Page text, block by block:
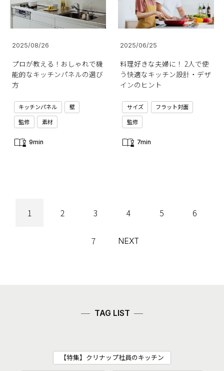
2025/08/26
プロが教える！おしゃれで機
能的なキッチンパネルの選び
方
キッチンパネル
壁
監修
素材
9min
2025/06/25
料理好きな夫婦に！ 2人で使
う快適なキッチン設計・デザ
インのヒント
サイズ
フラット対面
監修
7min
1 2 3 4 5 6
7 NEXT
TAG LIST
【特集】クリナップ社員のキッチン